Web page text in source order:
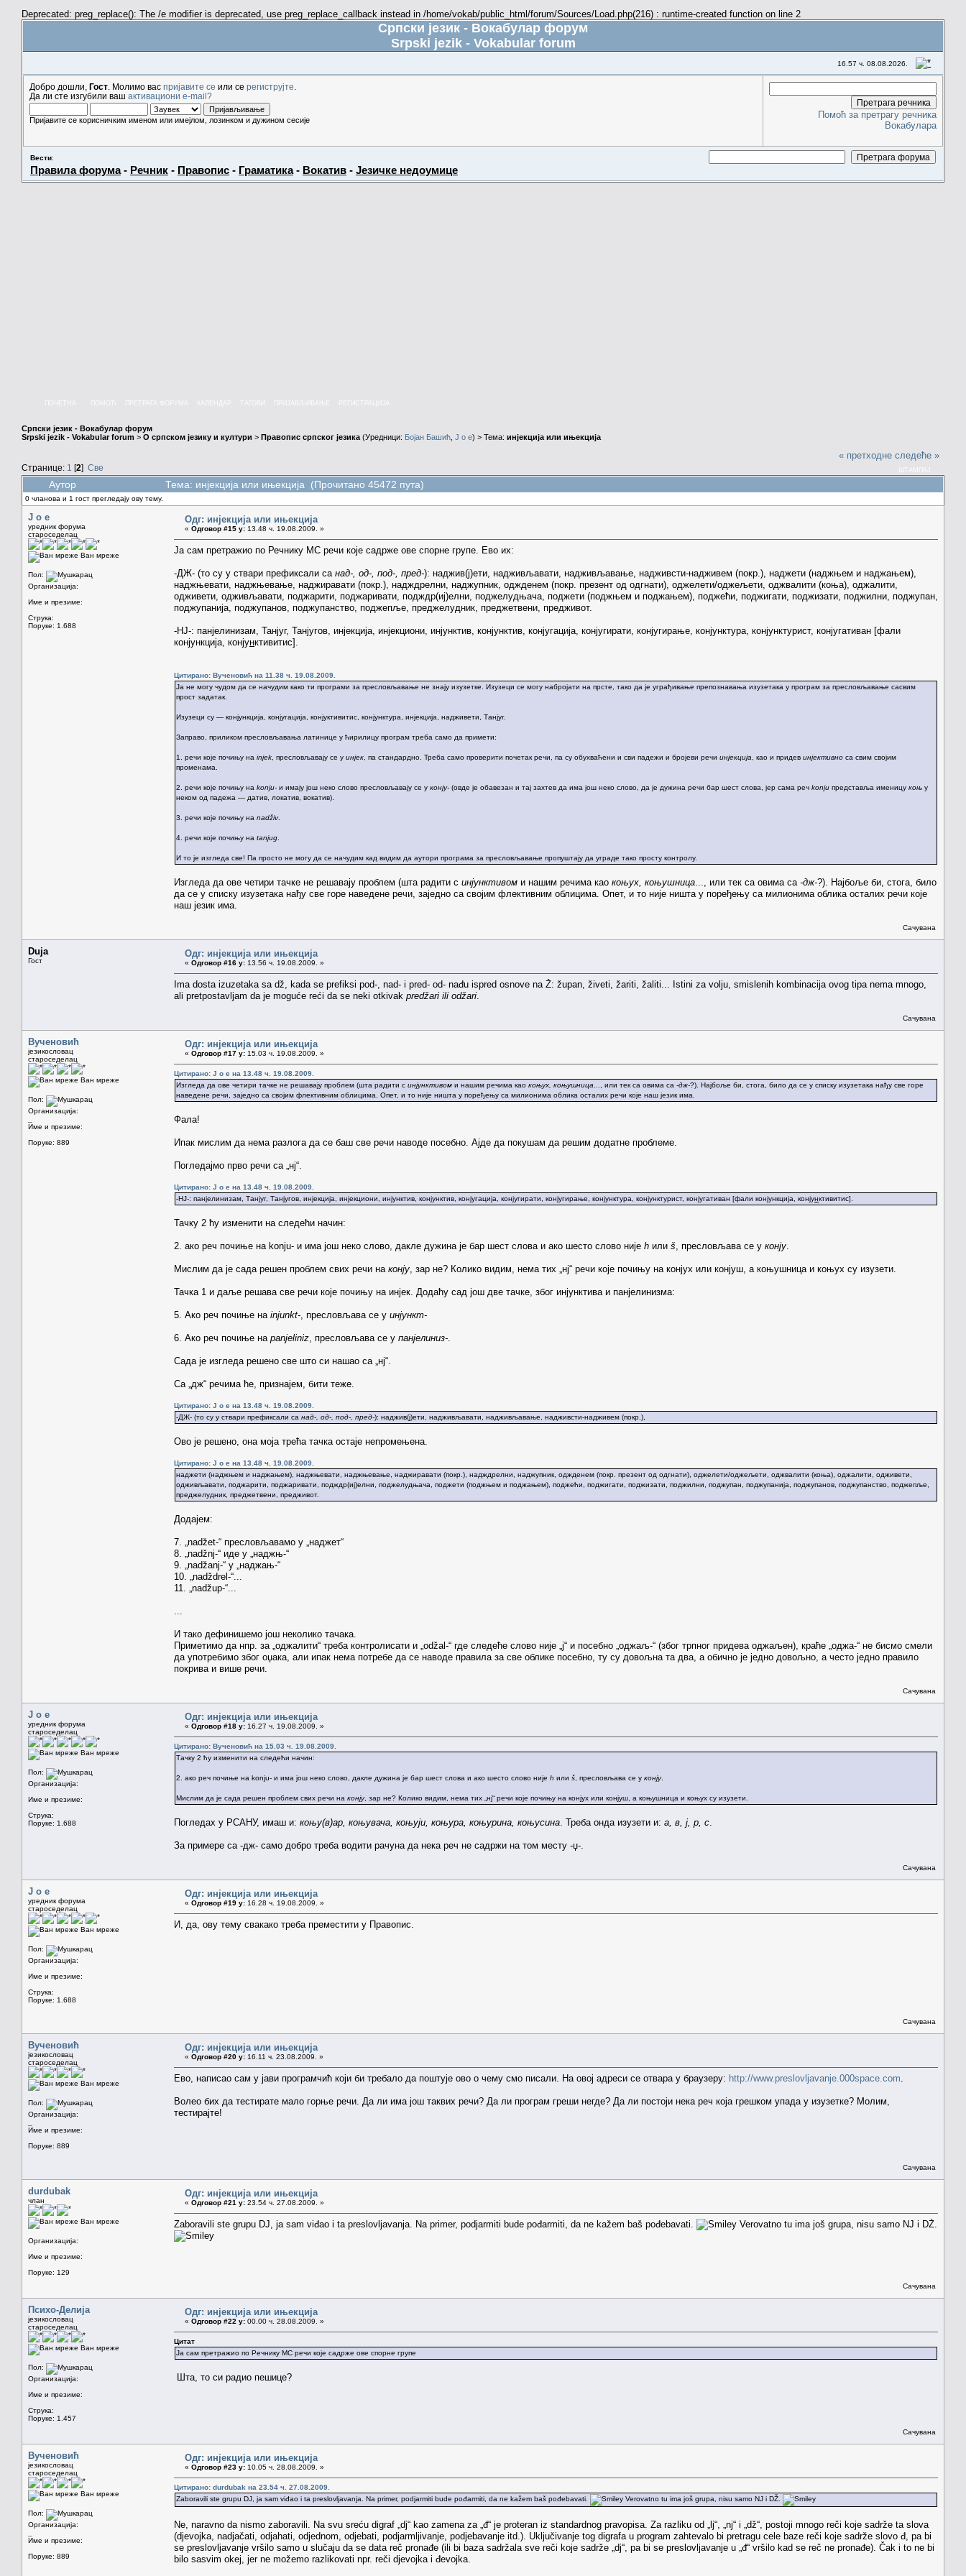
Deprecated: preg_replace(): The /e modifier is deprecated, use preg_replace_callback instead in /home/vokab/public_html/forum/Sources/Load.php(216) : runtime-created function on line 2
Српски језик - Вокабулар форум
Srpski jezik - Vokabular forum
16.57 ч. 08.08.2026.
Добро дошли, Гост . Молимо вас пријавите се или се региструјте
Да ли сте изгубили ваш активациони e-mail?
Пријавите се корисничким именом или имејлом, лозинком и дужином сесије
Помоћ за претрагу речника
Вокабулара
Вести:
Правила форума- Речник - Правопис - Граматика- Вокатив - Језичке недоумице
КАЛЕНДАР
Српски језик - Вокабулар форум
Srpski jezik - Vokabular forum > О српском језику и култури > Правопис српског језика (Уредници: Бојан Башић J o e) > Тема: инјекција или ињекција
Странице: 1 [2] Све
« претходне следеће »
Аутор Тема: инјекција или ињекција (Прочитано 45472 пута)
0 чланова и 1 гост прегледају ову тему.
J o e
уредник форума
староседелац
Ван мреже
Пол:
Организација:
Име и презиме:
Струка:
Поруке: 1.688
Одг: инјекција или ињекција
« Одговор #15 у: 13.48 ч. 19.08.2009. »
Ја сам претражио по Речнику МС речи које садрже ове спорне групе. Ево их:
-ДЖ- (то су у ствари префиксали са над-, од-, под-, пред-): наджив(ј)ети, надживљавати, надживљавање, надживсти-надживем (покр.), наджети (наджњем и наджањем),
наджњевати, наджњевање, наджиравати (покр.), надждрелни, наджупник, оджденем (покр. презент од одгнати), оджелети/оджељети, оджвалити (коња), оджалити,
одживети, одживљавати, поджарити, поджаривати, подждр(иј)елни, поджелудњача, поджети (поджњем и поджањем), поджећи, поджигати, поджизати, поджилни, поджупан,
поджупанија, поджупанов, поджупанство, поджепље, преджелудник, преджетвени, предживот.
-НЈ-: панјелинизам, Танјуг, Танјугов, инјекција, инјекциони, инјунктив, конјунктив, конјугација, конјугирати, конјугирање, конјунктура, конјунктурист, конјугативан [фали
конјункција, конјунктивитис].
Цитирано: Вученовић на 11.38 ч. 19.08.2009.
Ја не могу чудом да се начудим како ти програми за пресловљавање не знају изузетке. Изузеци се могу набројати на прсте, тако да је уграђивање препознавања изузетака у програм за пресловљавање сасвим
прост задатак.
Изузеци су — конјункција, конјугација, конјуктивитис, конјунктура, инјекција, надживети, Танјуг.
Заправо, приликом пресловљавања латинице у ћирилицу програм треба само да примети:
1. речи које почињу на injek , пресловљавају се у инјек , па стандардно. Треба само проверити почетак речи, па су обухваћени и сви падежи и бројеви речи инјекција , као и придев инјективно са свим својим
променама.
2. речи које почињу на konju- и имају још неко слово пресловљавају се у конју- (овде је обавезан и тај захтев да има још неко слово, да је дужина речи бар шест слова, јер сама реч konju представља именицу коњ у
неком од падежа — датив, локатив, вокатив).
3. речи које почињу на nadživ.
4. речи које почињу на tanjug
И то је изгледа све! Па просто не могу да се начудим кад видим да аутори програма за пресловљавање пропуштају да уграде тако просту контролу.
Изгледа да ове четири тачке не решавају проблем (шта радити с инјунктивом и нашим речима као коњух, коњушница ..., или тек са овима са -дж-?). Најбоље би, стога, било
да се у списку изузетака нађу све горе наведене речи, заједно са својим флективним облицима. Опет, и то није ништа у поређењу са милионима облика осталих речи које
наш језик има.
Сачувана
Duja
Гост
Одг: инјекција или ињекција
« Одговор #16 у: 13.56 ч. 19.08.2009. »
Ima dosta izuzetaka sa dž, kada se prefiksi pod-, nad- i pred- od- nađu ispred osnove na Ž: župan, živeti, žariti, žaliti... Istini za volju, smislenih kombinacija ovog tipa nema mnogo,
ali pretpostavljam da je moguće reći da se neki otkivak predžari ili odžari
Сачувана
Вученовић
језикословац
староседелац
Ван мреже
Пол:
Организација:
Име и презиме:
Поруке: 889
Одг: инјекција или ињекција
« Одговор #17 у: 15.03 ч. 19.08.2009. »
Цитирано: J o e на 13.48 ч. 19.08.2009.
Изгледа да ове четири тачке не решавају проблем (шта радити с инјунктивом и нашим речима као коњух, коњушница ..., или тек са овима са -дж-?). Најбоље би, стога, било да се у списку изузетака нађу све горе
наведене речи, заједно са својим флективним облицима. Опет, и то није ништа у поређењу са милионима облика осталих речи које наш језик има.
Фала!
Ипак мислим да нема разлога да се баш све речи наводе посебно. Ајде да покушам да решим додатне проблеме.
Погледајмо прво речи са „нј“.
Цитирано: J o e на 13.48 ч. 19.08.2009.
-НЈ-: панјелинизам, Танјуг, Танјугов, инјекција, инјекциони, инјунктив, конјунктив, конјугација, конјугирати, конјугирање, конјунктура, конјунктурист, конјугативан [фали конјункција, конјунктивитис].
Тачку 2 ћу изменити на следећи начин:
2. ако реч почиње на konju- и има још неко слово, дакле дужина је бар шест слова и ако шесто слово није h или š , пресловљава се у конју
Мислим да је сада решен проблем свих речи на конју , зар не? Колико видим, нема тих „нј“ речи које почињу на конјух или конјуш, а коњушница и коњух су изузети.
Тачка 1 и даље решава све речи које почињу на инјек. Додаћу сад још две тачке, због инјунктива и панјелинизма:
5. Ако реч почиње на injunkt- , пресловљава се у инјункт-
6. Ако реч почиње на panjeliniz , пресловљава се у панјелиниз-
Сада је изгледа решено све што си нашао са „нј“.
Са „дж“ речима ће, признајем, бити теже.
Цитирано: J o e на 13.48 ч. 19.08.2009.
-ДЖ- (то су у ствари префиксали са над-, од-, под-, пред-): наджив(ј)ети, надживљавати, надживљавање, надживсти-надживем (покр.),
Ово је решено, она моја трећа тачка остаје непромењена.
Цитирано: J o e на 13.48 ч. 19.08.2009.
наджети (наджњем и наджањем), наджњевати, наджњевање, наджиравати (покр.), надждрелни, наджупник, оджденем (покр. презент од одгнати), оджелети/оджељети, оджвалити (коња), оджалити, одживети,
одживљавати, поджарити, поджаривати, подждр(иј)елни, поджелудњача, поджети (поджњем и поджањем), поджећи, поджигати, поджизати, поджилни, поджупан, поджупанија, поджупанов, поджупанство, поджепље,
преджелудник, преджетвени, предживот.
Додајем:
7. „nadžet-“ пресловљавамо у „наджет“
8. „nadžnj-“ иде у „наджњ-“
9. „nadžanj-“ у „наджањ-“
10. „nadždrel-“...
11. „nadžup-“...
И тако дефинишемо још неколико тачака.
Приметимо да нпр. за „оджалити“ треба контролисати и „odžal-“ где следеће слово није „ј“ и посебно „оджаљ-“ (због трпног придева оджаљен), краће „оджа-“ не бисмо смели
да употребимо због оџака, али ипак нема потребе да се наводе правила за све облике посебно, ту су довољна та два, а обично је једно довољно, а често једно правило
покрива и више речи.
Сачувана
J o e
уредник форума
староседелац
Ван мреже
Пол:
Организација:
Име и презиме:
Струка:
Поруке: 1.688
Одг: инјекција или ињекција
« Одговор #18 у: 16.27 ч. 19.08.2009. »
Цитирано: Вученовић на 15.03 ч. 19.08.2009.
Тачку 2 ћу изменити на следећи начин:
2. ако реч почиње на konju- и има још неко слово, дакле дужина је бар шест слова и ако шесто слово није h или š , пресловљава се у конју.
Мислим да је сада решен проблем свих речи на конју, зар не? Колико видим, нема тих „нј“ речи које почињу на конјух или конјуш, а коњушница и коњух су изузети.
Погледах у РСАНУ, имаш и: коњу(в)ар, коњувача, коњуји, коњура, коњурина, коњусина . Треба онда изузети и: а, в, ј, р, с
За примере са -дж- само добро треба водити рачуна да нека реч не садржи на том месту -џ-.
Сачувана
J o e
уредник форума
староседелац
Ван мреже
Пол:
Организација:
Име и презиме:
Струка:
Поруке: 1.688
Одг: инјекција или ињекција
« Одговор #19 у: 16.28 ч. 19.08.2009. »
И, да, ову тему свакако треба преместити у Правопис.
Сачувана
Вученовић
језикословац
староседелац
Ван мреже
Пол:
Организација:
Име и презиме:
Поруке: 889
Одг: инјекција или ињекција
« Одговор #20 у: 16.11 ч. 23.08.2009. »
Ево, написао сам у јави програмчић који би требало да поштује ово о чему смо писали. На овој адреси се отвара у браузеру: http://www.preslovljavanje.000space.com
Волео бих да тестирате мало горње речи. Да ли има још таквих речи? Да ли програм греши негде? Да ли постоји нека реч која грешком упада у изузетке? Молим,
тестирајте!
Сачувана
durdubak
члан
Ван мреже
Организација:
Име и презиме:
Поруке: 129
Одг: инјекција или ињекција
« Одговор #21 у: 23.54 ч. 27.08.2009. »
Zaboravili ste grupu DJ, ja sam viđao i ta preslovljavanja. Na primer, podjarmiti bude pođarmiti, da ne kažem baš pođebavati. Verovatno tu ima još grupa, nisu samo NJ i DŽ.
Сачувана
Психо-Делија
језикословац
староседелац
Ван мреже
Пол:
Организација:
Име и презиме:
Струка:
Поруке: 1.457
Одг: инјекција или ињекција
« Одговор #22 у: 00.00 ч. 28.08.2009. »
Цитат
Ја сам претражио по Речнику МС речи које садрже ове спорне групе
Шта, то си радио пешице?
Сачувана
Вученовић
језикословац
староседелац
Ван мреже
Пол:
Организација:
Име и презиме:
Поруке: 889
Одг: инјекција или ињекција
« Одговор #23 у: 10.05 ч. 28.08.2009. »
Цитирано: durdubak на 23.54 ч. 27.08.2009.
Zaboravili ste grupu DJ, ja sam viđao i ta preslovljavanja. Na primer, podjarmiti bude pođarmiti, da ne kažem baš pođebavati.
Verovatno tu ima još grupa, nisu samo NJ i DŽ.
Ne, naravno da nismo zaboravili. Na svu sreću digraf „dj“ kao zamena za „đ“ je proteran iz standardnog pravopisa. Za razliku od „lj“, „nj“ i „dž“, postoji mnogo reči koje sadrže ta slova
(djevojka, nadjačati, odjahati, odjednom, odjebati, podjarmljivanje, podjebavanje itd.). Uključivanje tog digrafa u program zahtevalo bi pretragu cele baze reči koje sadrže slovo đ, pa bi
se preslovljavanje vršilo samo u slučaju da se data reč pronađe (ili bi baza sadržala sve reči koje sadrže „dj“, pa bi se preslovljavanje u „đ“ vršilo kad se reč ne pronađe). Čak i to ne bi
bilo sasvim okej, jer ne možemo razlikovati npr. reči djevojka i đevojka.